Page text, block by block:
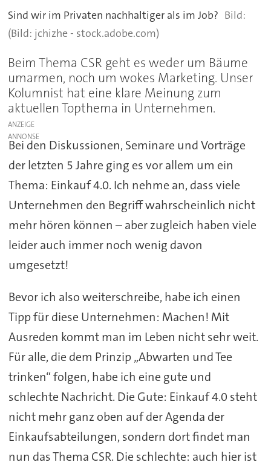
Sind wir im Privaten nachhaltiger als im Job?
(Bild: jchizhe - stock.adobe.com)
Beim Thema CSR geht es weder um Bäume
umarmen, noch um wokes Marketing. Unser
Kolumnist hat eine klare Meinung zum
aktuellen Topthema in Unternehmen.
ANZEIGE
Bei den Diskussionen, Seminare und Vorträge
der letzten 5 Jahre ging es vor allem um ein
Thema: Einkauf 4.0. Ich nehme an, dass viele
Unternehmen den Begriff wahrscheinlich nicht
mehr hören können – aber zugleich haben viele
leider auch immer noch wenig davon
umgesetzt!
Bevor ich also weiterschreibe, habe ich einen
Tipp für diese Unternehmen: Machen! Mit
Ausreden kommt man im Leben nicht sehr weit.
Für alle, die dem Prinzip „Abwarten und Tee
trinken“ folgen, habe ich eine gute und
schlechte Nachricht. Die Gute: Einkauf 4.0 steht
nicht mehr ganz oben auf der Agenda der
Einkaufsabteilungen, sondern dort findet man
nun das Thema CSR. Die schlechte: auch hier ist